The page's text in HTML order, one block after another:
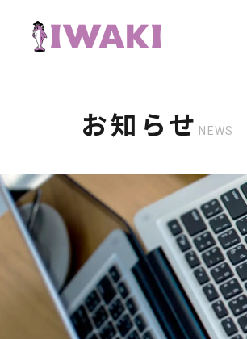
お知らせ NEWS